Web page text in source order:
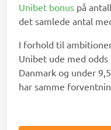
Unibet bonus på
det samlede antal
I forhold til
Unibet ude med
Danmark og under
har samme